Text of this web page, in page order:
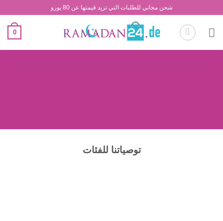
content
شحن مجاني للطلبات التي تزيد قيمتها عن 80 يورو
0
توصياتنا للفئات